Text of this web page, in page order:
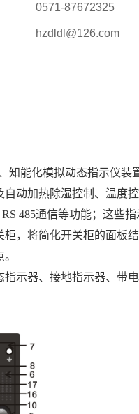
0571-87672325
hzdldl@126.com
能化模拟动态指示仪装
动加热除湿控制、温度控
485通信等功能； 这些指
，将简化开关柜的面板
示器、接地指示器、带